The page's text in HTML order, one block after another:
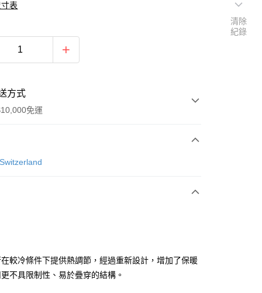
表
方式
免運
款
較冷條件下提供熱調節，經過重新設計，增加了保暖
不具限制性、易於疊穿的結構。
清除
紀錄